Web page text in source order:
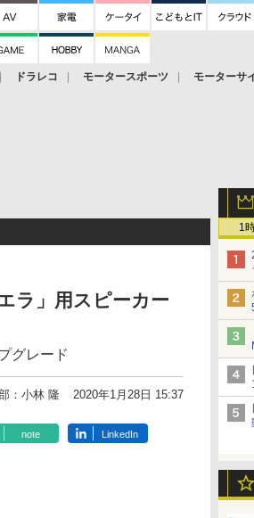
ドラレコ モータースポーツ モーターサ
1
ラ」用スピーカー
グレード
：小林 隆 2020年1月28日 15:37
note LinkedIn